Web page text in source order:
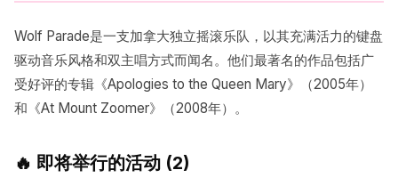
Wolf Parade是一支加拿大独立摇滚乐队，以其充满活力的键盘
驱动音乐风格和双主唱方式而闻名。他们最著名的作品包括广
受好评的专辑《Apologies to the Queen Mary》（2005年）
和《At Mount Zoomer》（2008年）。
🔥 即将举行的活动 (2)